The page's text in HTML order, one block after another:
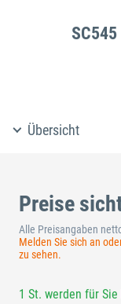
Übersicht
Preise
Alle Preisangaben
Melden Sie sich an
zu sehen.
1 St. werden für